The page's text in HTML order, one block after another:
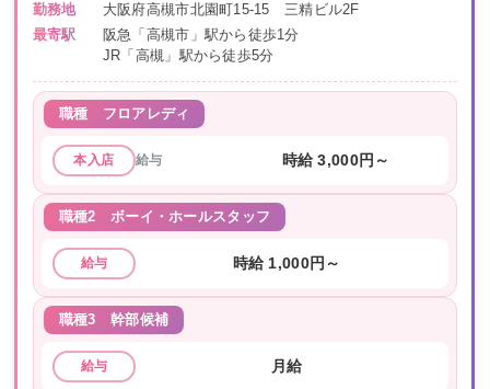
勤務地
大阪府高槻市北園町15-15 三精ビル2F
最寄駅
阪急「高槻市」駅から徒歩1分
JR「高槻」駅から徒歩5分
職種 フロアレディ
本入店 給与 時給 3,000円～
職種2 ボーイ・ホールスタッフ
給与 時給 1,000円～
職種3 幹部候補
給与 月給